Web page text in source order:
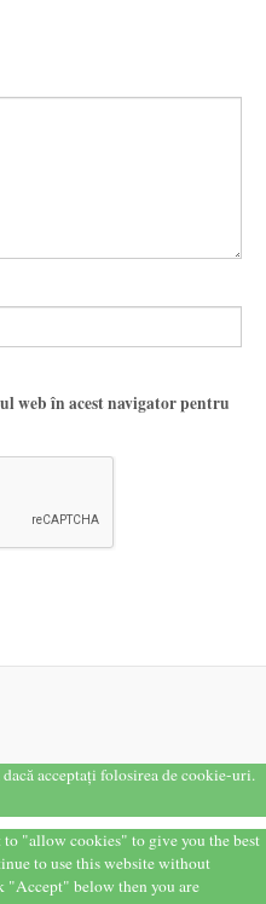
web în acest navigator pentru
acceptați folosirea de cookie-uri.
to "allow cookies" to give you the best
to use this website without
"Accept" below then you are